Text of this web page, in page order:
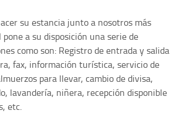
su estancia junto a nosotros más
a su disposición una serie de
como son: Registro de entrada y salida
fax, información turística, servicio de
para llevar, cambio de divisa,
lavandería, niñera, recepción disponible
etc.